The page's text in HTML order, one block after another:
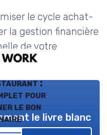
le cycle achat-
la gestion financière
de votre
:
pour
le bon
le livre blanc